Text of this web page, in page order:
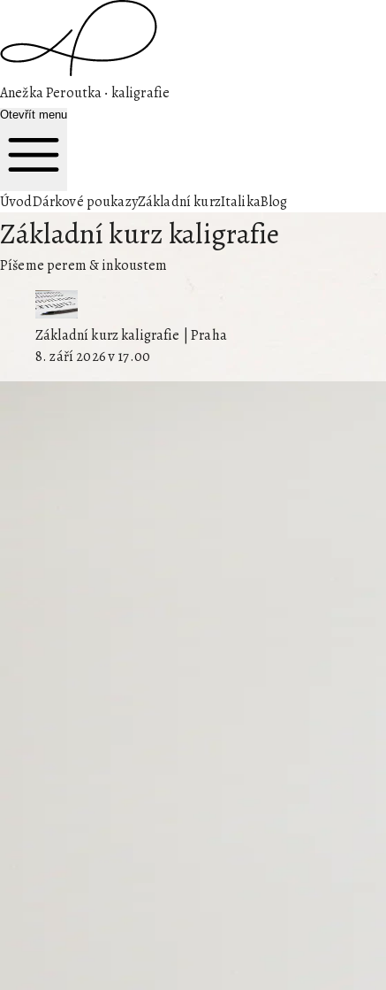
Anežka Peroutka ‧ kaligrafie
Otevřít menu
ÚvodDárkové poukazyZákladní kurzItalikaBlog
Základní kurz kaligrafie
Píšeme perem & inkoustem
Základní kurz kaligrafie |Praha
8. září 2026 v 17.00